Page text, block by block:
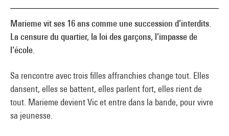
Marieme vit ses 16 ans comme une succession d’interdits.
La censure du quartier, la loi des garçons, l’impasse de
l’école.
Sa rencontre avec trois filles affranchies change tout. Elles
dansent, elles se battent, elles parlent fort, elles rient de
tout. Marieme devient Vic et entre dans la bande, pour vivre
sa jeunesse.